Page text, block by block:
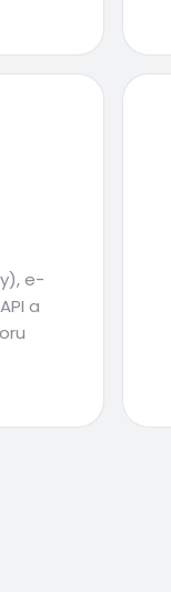
e-
a